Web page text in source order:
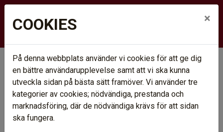
Hem
Ledigt just nu
Våra områden
Arvidsjaur
Kv. Kamreraren (Åsgatan)
KV. KAMRERAREN
(ÅSGATAN)
COOKIES ×
På denna webbplats använder vi cookies för att ge dig
en bättre användarupplevelse samt att vi ska kunna
utveckla sidan på bästa sätt framöver. Vi använder tre
kategorier av cookies; nödvändiga, prestanda och
marknadsföring, där de nödvändiga krävs för att sidan
ska fungera.